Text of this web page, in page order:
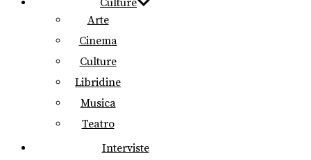
Culture
Arte
Cinema
Culture
Libridine
Musica
Teatro
Interviste